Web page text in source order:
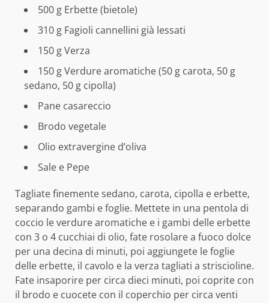
500 g Erbette (bietole)
310 g Fagioli cannellini già lessati
150 g Verza
150 g Verdure aromatiche (50 g carota, 50 g
sedano, 50 g cipolla)
Pane casareccio
Brodo vegetale
Olio extravergine d’oliva
Sale e Pepe
Tagliate finemente sedano, carota, cipolla e erbette,
separando gambi e foglie. Mettete in una pentola di
coccio le verdure aromatiche e i gambi delle erbette
con 3 o 4 cucchiai di olio, fate rosolare a fuoco dolce
per una decina di minuti, poi aggiungete le foglie
delle erbette, il cavolo e la verza tagliati a striscioline.
Fate insaporire per circa dieci minuti, poi coprite con
il brodo e cuocete con il coperchio per circa venti